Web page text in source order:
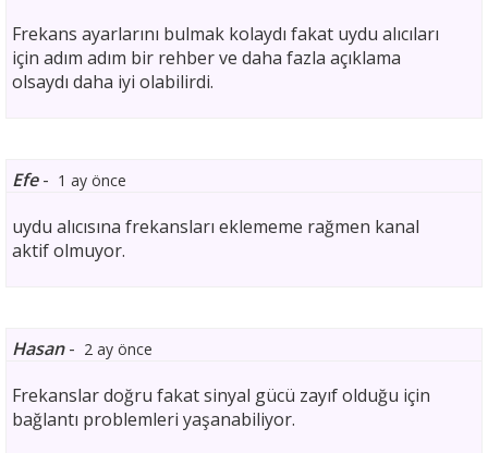
Frekans ayarlarını bulmak kolaydı fakat uydu alıcıları
için adım adım bir rehber ve daha fazla açıklama
olsaydı daha iyi olabilirdi.
Efe- 1 ay önce
uydu alıcısına frekansları eklememe rağmen kanal
aktif olmuyor.
Hasan- 2 ay önce
Frekanslar doğru fakat sinyal gücü zayıf olduğu için
bağlantı problemleri yaşanabiliyor.